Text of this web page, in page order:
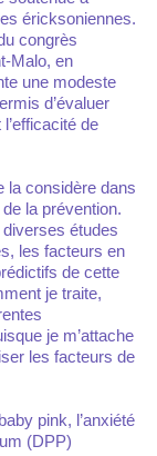
éricksoniennes.
congrès
Malo, en
une modeste
d’évaluer
de
la considère dans
la prévention.
études
les facteurs en
de cette
je traite,
je m’attache
les facteurs de
pink, l’anxiété
(DPP)